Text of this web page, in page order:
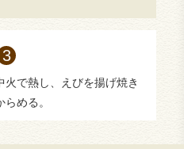
で熱し、えびを揚げ焼き
める。